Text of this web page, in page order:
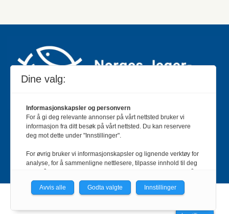
Jakt & Fiske er landets største og eldste magasin for
jakt- og fiskeinteresserte med 195 000 månedlige
Bladet er en månedlig publikasjon og utgis av Norges
Jeger- og Fiskerforbund.
Meld deg inn her
Dine valg:
Informasjonskapsler og personvern
For å gi deg relevante annonser på vårt nettsted bruker vi
informasjon fra ditt besøk på vårt nettsted. Du kan reservere
deg mot dette under "Innstillinger".
For øvrig bruker vi informasjonskapsler og lignende verktøy for
analyse, for å sammenligne nettlesere, tilpasse innhold til deg
personvernerklæring.
du få relevante annonser på nettstedene til medlemmene i
Avvis alle Godta valgte Innstillinger